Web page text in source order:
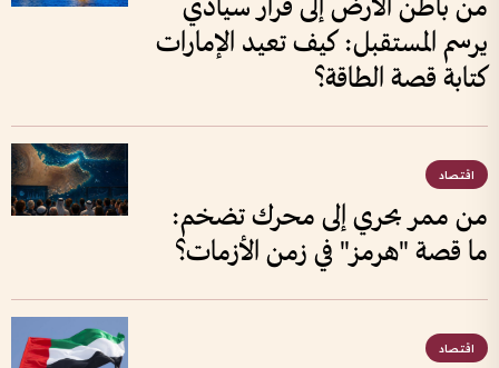
من باطن الأرض إلى قرار سيادي
يرسم المستقبل: كيف تعيد الإمارات
كتابة قصة الطاقة؟
اقتصاد
من ممر بحري إلى محرك تضخم:
ما قصة "هرمز" في زمن الأزمات؟
اقتصاد